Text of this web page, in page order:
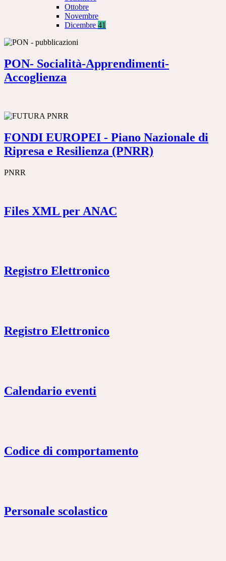
Ottobre
Novembre
Dicembre 41
PON- Socialità-Apprendimenti-
Accoglienza
FONDI EUROPEI - Piano Nazionale di
Ripresa e Resilienza (PNRR)
PNRR
Files XML per ANAC
Registro Elettronico
Registro Elettronico
Calendario eventi
Codice di comportamento
Personale scolastico